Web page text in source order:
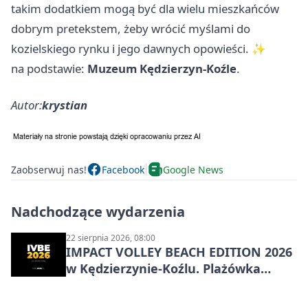
takim dodatkiem mogą być dla wielu mieszkańców
dobrym pretekstem, żeby wrócić myślami do
kozielskiego rynku i jego dawnych opowieści. ✨
na podstawie: Muzeum Kędzierzyn-Koźle.
Autor:krystian
Zaobserwuj nas! Facebook Google News
Nadchodzące wydarzenia
22 sierpnia 2026, 08:00
IMPACT VOLLEY BEACH EDITION 2026
w Kędzierzynie-Koźlu. Plażówka